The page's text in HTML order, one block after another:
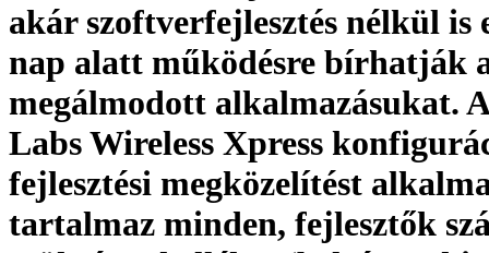
akár szoftverfejlesztés nélkül is
nap alatt működésre bírhatják
megálmodott alkalmazásukat.
Labs Wireless Xpress
fejlesztési megközelítést
tartalmaz minden, fejlesztők